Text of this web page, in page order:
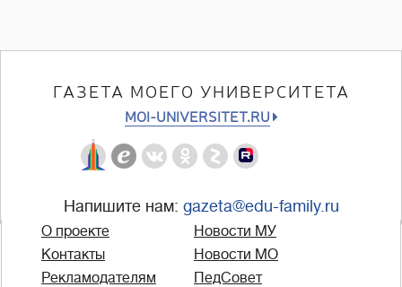
ГАЗЕТА МОЕГО УНИВЕРСИТЕТА
MOI-UNIVERSITET.RU
Напишите нам: gazeta@edu-family.ru
О проекте
Контакты
Рекламодателям
Новости МУ
Новости МО
ПедСовет